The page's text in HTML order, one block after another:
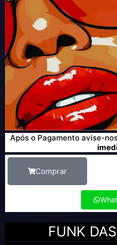
Após o Pagamento avise-
Comprar
FUNK